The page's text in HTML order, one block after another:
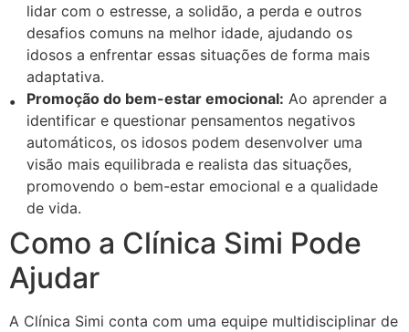
lidar com o estresse, a solidão, a perda e outros
desafios comuns na melhor idade, ajudando os
idosos a enfrentar essas situações de forma mais
adaptativa.
Promoção do bem-estar emocional: Ao aprender a
identificar e questionar pensamentos negativos
automáticos, os idosos podem desenvolver uma
visão mais equilibrada e realista das situações,
promovendo o bem-estar emocional e a qualidade
de vida.
Como a Clínica Simi Pode
Ajudar
A Clínica Simi conta com uma equipe multidisciplinar de